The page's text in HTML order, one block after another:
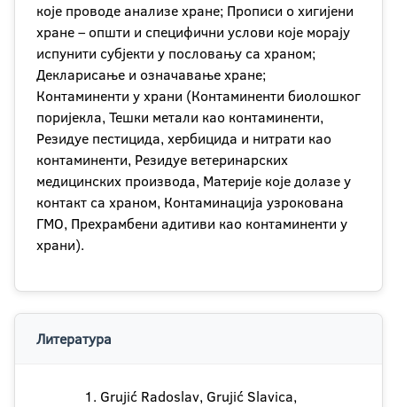
које проводе анализе хране; Прописи о хигијени
хране – општи и специфични услови које морају
испунити субјекти у пословању са храном;
Декларисање и означавање хране;
Контаминенти у храни (Контаминенти биолошког
поријекла, Тешки метали као контаминенти,
Резидуе пестицида, хербицида и нитрати као
контаминенти, Резидуе ветеринарских
медицинских производа, Материје које долазе у
контакт са храном, Контаминација узрокована
ГМО, Прехрамбени адитиви као контаминенти у
храни).
Литература
Grujić Radoslav, Grujić Slavica,